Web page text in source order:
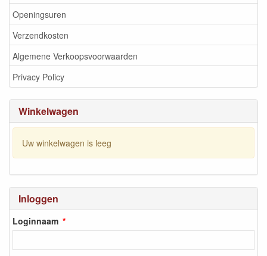
Openingsuren
Verzendkosten
Algemene Verkoopsvoorwaarden
Privacy Policy
Winkelwagen
Uw winkelwagen is leeg
Inloggen
Loginnaam